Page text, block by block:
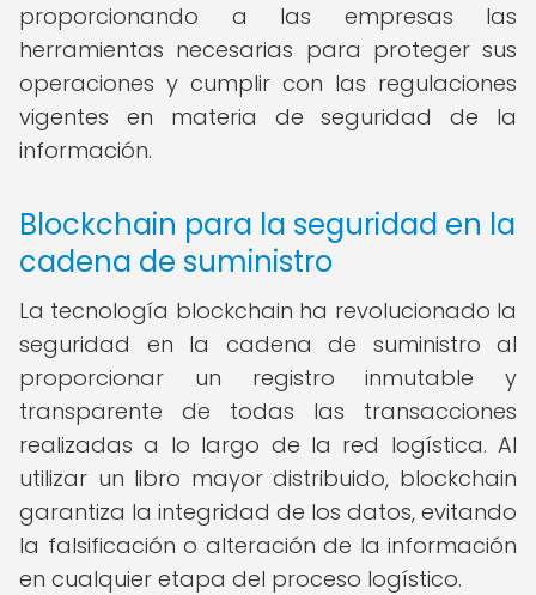
proporcionando a las empresas las
herramientas necesarias para proteger sus
operaciones y cumplir con las regulaciones
vigentes en materia de seguridad de la
información.
Blockchain para la seguridad en la
cadena de suministro
La tecnología blockchain ha revolucionado la
seguridad en la cadena de suministro al
proporcionar un registro inmutable y
transparente de todas las transacciones
realizadas a lo largo de la red logística. Al
utilizar un libro mayor distribuido, blockchain
garantiza la integridad de los datos, evitando
la falsificación o alteración de la información
en cualquier etapa del proceso logístico.